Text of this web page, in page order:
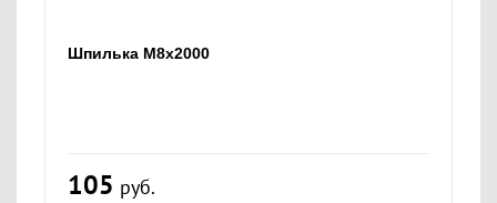
Шпилька М8х2000
105 руб.